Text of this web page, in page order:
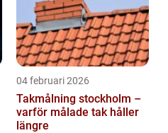
04 februari 2026
Takmålning stockholm –
varför målade tak håller
längre